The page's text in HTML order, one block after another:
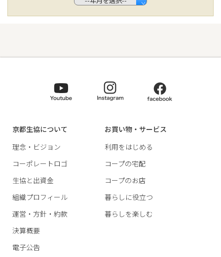
京都生協について
理念・ビジョン
コーポレートロゴ
生協と出資金
組織プロフィール
運営・方針・約款
決算概要
電子公告
お買い物・サービス
利用をはじめる
コープの宅配
コープのお店
暮らしに役立つ
暮らしを楽しむ